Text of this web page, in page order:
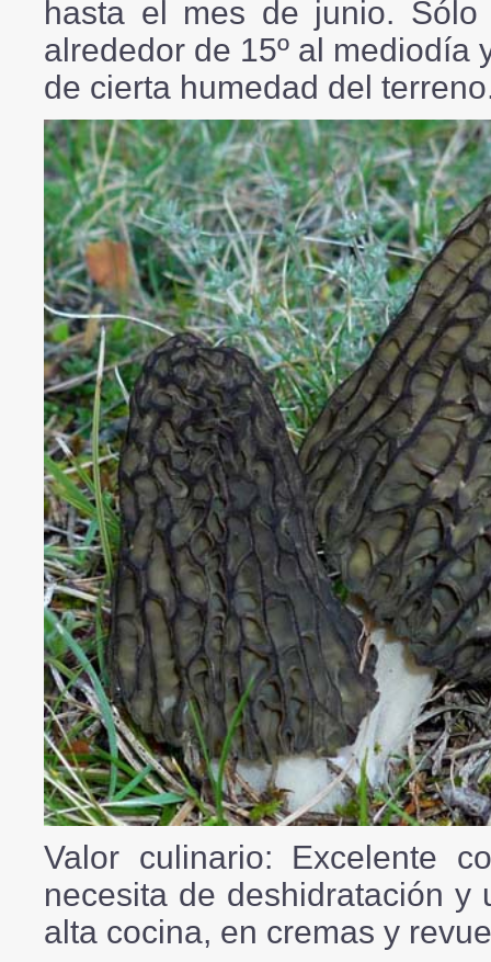
hasta el mes de junio. Sólo
alrededor de 15º al mediodía
de cierta humedad del
Valor culinario: Excelente
necesita de deshidratación
alta cocina, en cremas y